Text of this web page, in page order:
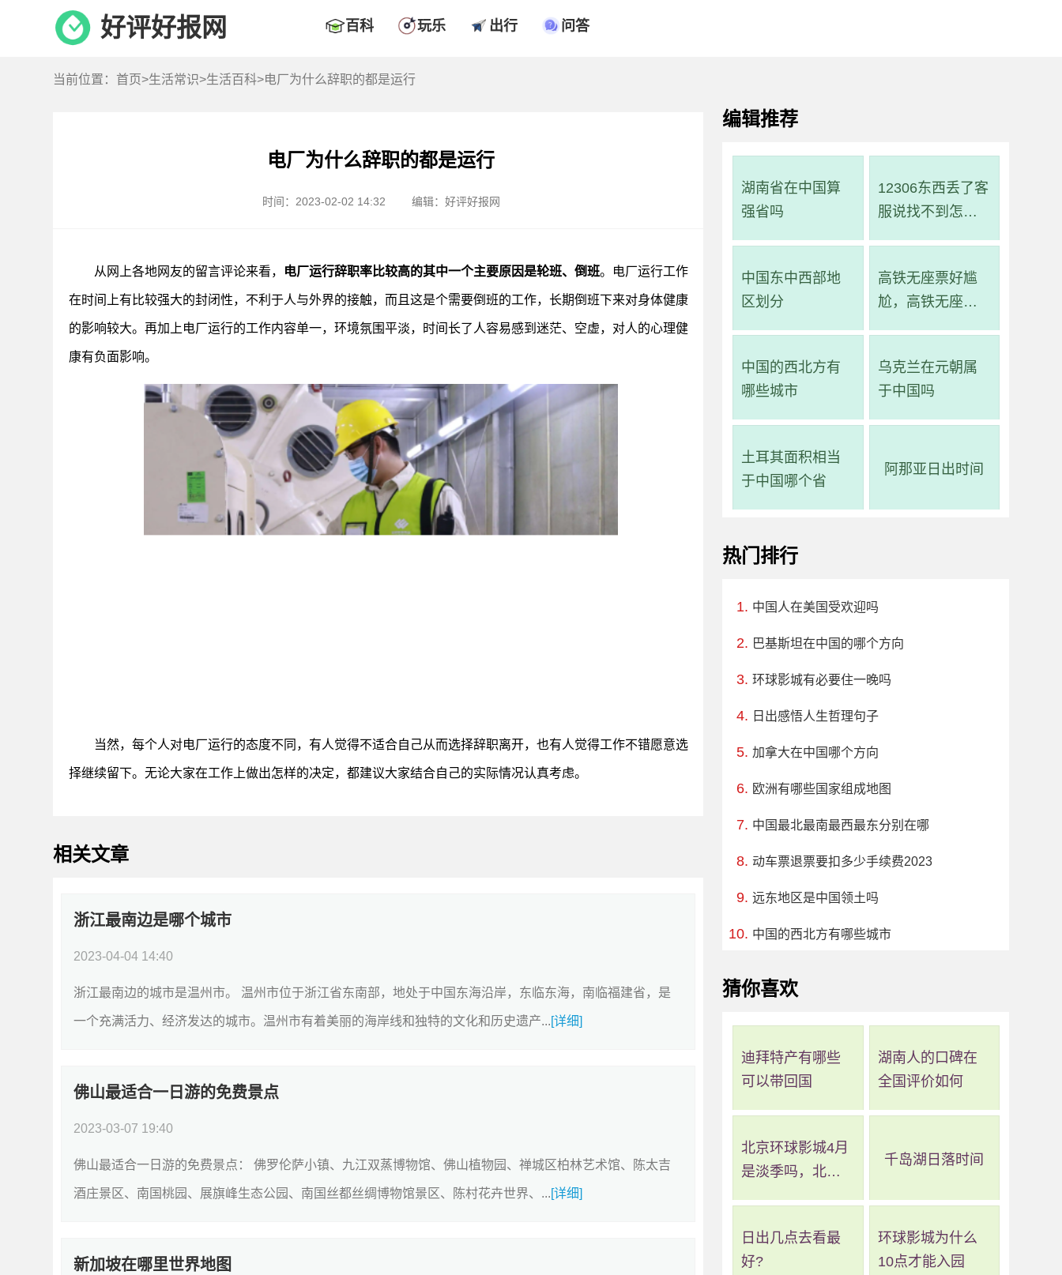
好评好报网 百科 玩乐 出行 问答
当前位置： 首页>生活常识>生活百科>电厂为什么辞职的都是运行
电厂为什么辞职的都是运行
时间：2023-02-02 14:32 编辑：好评好报网
从网上各地网友的留言评论来看， 电厂运行辞职率比较高的其中一个主要原因是轮班、倒班。电厂运行工作
在时间上有比较强大的封闭性，不利于人与外界的接触，而且这是个需要倒班的工作，长期倒班下来对身体健康
的影响较大。再加上电厂运行的工作内容单一，环境氛围平淡，时间长了人容易感到迷茫、空虚，对人的心理健
康有负面影响。
当然，每个人对电厂运行的态度不同，有人觉得不适合自己从而选择辞职离开，也有人觉得工作不错愿意选
择继续留下。无论大家在工作上做出怎样的决定，都建议大家结合自己的实际情况认真考虑。
相关文章
浙江最南边是哪个城市
2023-04-04 14:40
浙江最南边的城市是温州市。 温州市位于浙江省东南部，地处于中国东海沿岸，东临东海，南临福建省，是
一个充满活力、经济发达的城市。温州市有着美丽的海岸线和独特的文化和历史遗产...[详细]
佛山最适合一日游的免费景点
2023-03-07 19:40
佛山最适合一日游的免费景点： 佛罗伦萨小镇、九江双蒸博物馆、佛山植物园、禅城区柏林艺术馆、陈太吉
酒庄景区、南国桃园、展旗峰生态公园、南国丝都丝绸博物馆景区、陈村花卉世界、...[详细]
新加坡在哪里世界地图
编辑推荐
湖南省在中国算
强省吗
12306东西丢了客
服说找不到怎么
中国东中西部地
区划分
高铁无座票好尴
尬，高铁无座票
中国的西北方有
哪些城市
乌克兰在元朝属
于中国吗
土耳其面积相当
于中国哪个省
阿那亚日出时间
热门排行
中国人在美国受欢迎吗
巴基斯坦在中国的哪个方向
环球影城有必要住一晚吗
日出感悟人生哲理句子
加拿大在中国哪个方向
欧洲有哪些国家组成地图
中国最北最南最西最东分别在哪
动车票退票要扣多少手续费2023
远东地区是中国领土吗
中国的西北方有哪些城市
猜你喜欢
迪拜特产有哪些
可以带回国
湖南人的口碑在
全国评价如何
北京环球影城4月
是淡季吗，北京
千岛湖日落时间
日出几点去看最
好?
环球影城为什么
10点才能入园